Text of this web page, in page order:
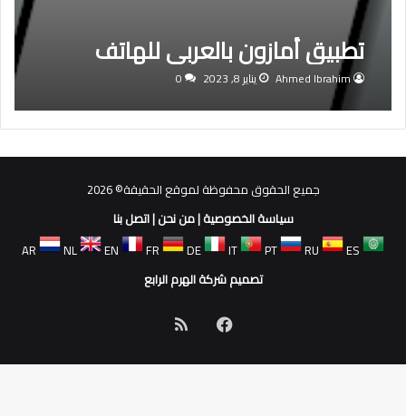
تطبيق أمازون بالعربي للهاتف
Ahmed Ibrahim يناير 8, 2023 0
جميع الحقوق محفوظة لموقع الحقيقة© 2026
سياسة الخصوصية|من نحن|اتصل بنا
AR
NL EN FR DE IT PT RU
ES
تصميم شركة الهرم الرابع
فيسبوك
الموقع